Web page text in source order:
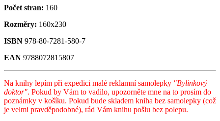
Počet stran: 160
Rozměry: 160x230
ISBN 978-80-7281-580-7
EAN 9788072815807
Na knihy lepím při expedici malé reklamní samolepky "Bylinkový
doktor". Pokud by Vám to vadilo, upozorněte mne na to prosím do
poznámky v košíku. Pokud bude skladem kniha bez samolepky (což
je velmi pravděpodobné), rád Vám knihu pošlu bez polepu.